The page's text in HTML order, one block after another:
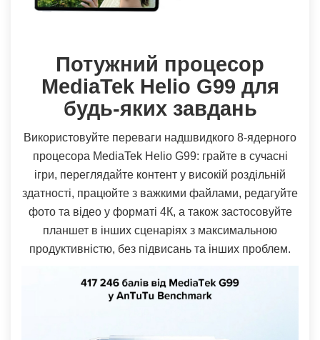
Потужний процесор
MediaTek Helio G99 для
будь-яких завдань
Використовуйте переваги надшвидкого 8-ядерного
процесора MediaTek Helio G99: грайте в сучасні
ігри, переглядайте контент у високій роздільній
здатності, працюйте з важкими файлами, редагуйте
фото та відео у форматі 4К, а також застосовуйте
планшет в інших сценаріях з максимальною
продуктивністю, без підвисань та інших проблем.